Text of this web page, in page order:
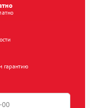
гарантию